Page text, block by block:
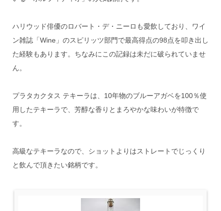
ハリウッド俳優のロバート・デ・ニーロも愛飲しており、ワイ
ン雑誌「Wine」のスピリッツ部門で最高得点の98点を叩き出し
た経験もあります。ちなみにこの記録は未だに破られていませ
ん。
プラタカクタス テキーラは、10年物のブルーアガベを100％使
用したテキーラで、芳醇な香りとまろやかな味わいが特徴で
す。
高級なテキーラなので、ショットよりはストレートでじっくり
と飲んで頂きたい銘柄です。